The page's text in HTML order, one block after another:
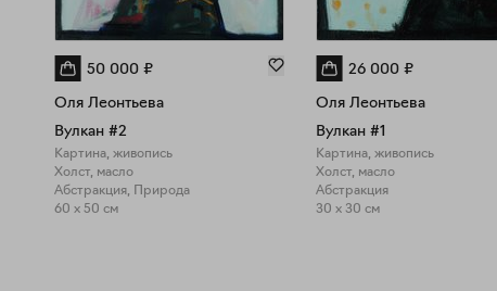
50 000 ₽
Оля Леонтьева
Вулкан #2
Картина, живопись
Холст, масло
Абстракция, Природа
60 x 50 см
26 000 ₽
Оля Леонтьева
Вулкан #1
Картина, живопись
Холст, масло
Абстракция
30 x 30 см